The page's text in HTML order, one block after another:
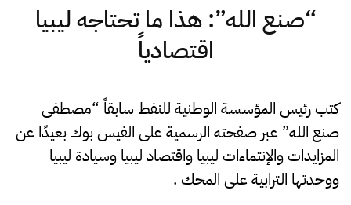
“صنع الله”: هذا ما تحتاجه ليبيا
اقتصادياً
كتب رئيس المؤسسة الوطنية للنفط سابقاً “مصطفى
صنع الله” عبر صفحته الرسمية على الفيس بوك بعيدًا عن
المزايدات والإنتماءات ليبيا واقتصاد ليبيا وسيادة ليبيا
ووحدتها الترابية على المحك .